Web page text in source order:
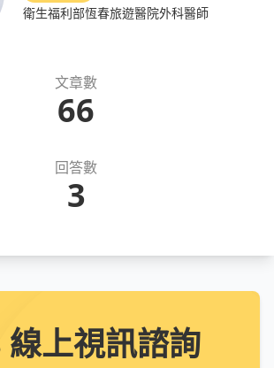
衛生福利部恆春旅遊醫院外科醫師
文章數
66
回答數
3
線上視訊諮詢